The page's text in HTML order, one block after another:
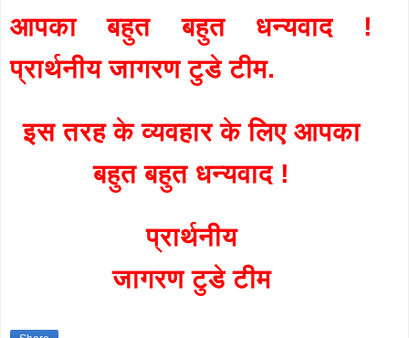
आपका बहुत बहुत धन्यवाद !
प्रार्थनीय जागरण टुडे टीम.
इस तरह के व्यवहार के लिए आपका
बहुत बहुत धन्यवाद !
प्रार्थनीय
जागरण टुडे टीम